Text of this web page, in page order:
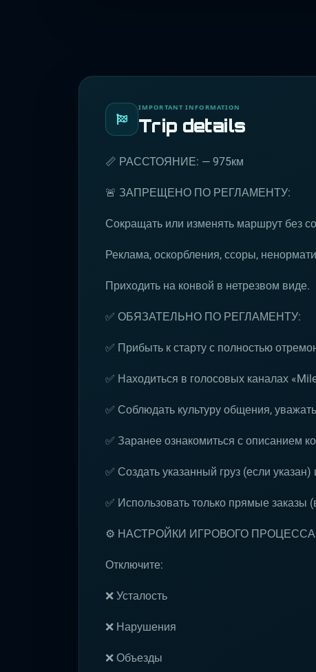
IMPORTANT INFORMATION
Trip details
📏 РАССТОЯНИЕ: — 975км
🚨 ЗАПРЕЩЕНО ПО РЕГЛАМЕНТУ:
Сокращать или изменять маршрут без
Реклама, оскорбления, ссоры,
Приходить на конвой в нетрезвом виде.
✅ ОБЯЗАТЕЛЬНО ПО РЕГЛАМЕНТУ:
✅ Прибыть к старту с полностью
✅ Находиться в голосовых каналах
✅ Соблюдать культуру общения,
✅ Заранее ознакомиться с описанием
✅ Создать указанный груз (если
✅ Использовать только прямые
⚙️ НАСТРОЙКИ ИГРОВОГО
Отключите:
❌ Усталость
❌ Нарушения
❌ Объезды